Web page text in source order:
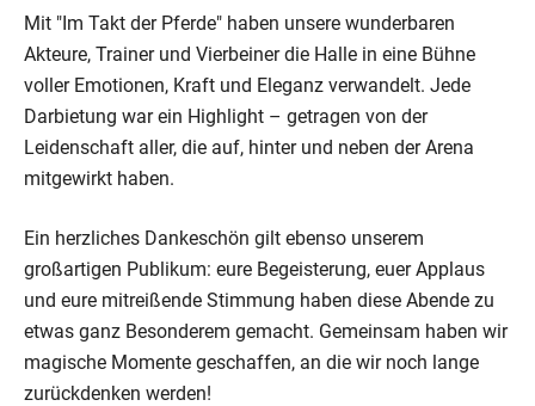
Mit "Im Takt der Pferde" haben unsere wunderbaren
Akteure, Trainer und Vierbeiner die Halle in eine Bühne
voller Emotionen, Kraft und Eleganz verwandelt. Jede
Darbietung war ein Highlight – getragen von der
Leidenschaft aller, die auf, hinter und neben der Arena
mitgewirkt haben.
Ein herzliches Dankeschön gilt ebenso unserem
großartigen Publikum: eure Begeisterung, euer Applaus
und eure mitreißende Stimmung haben diese Abende zu
etwas ganz Besonderem gemacht. Gemeinsam haben wir
magische Momente geschaffen, an die wir noch lange
zurückdenken werden!